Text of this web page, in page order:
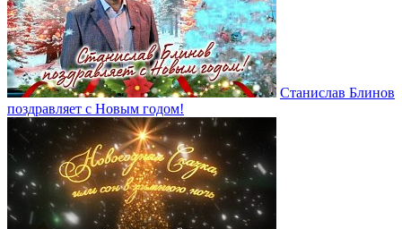
Станислав Блинов
поздравляет с Новым годом!